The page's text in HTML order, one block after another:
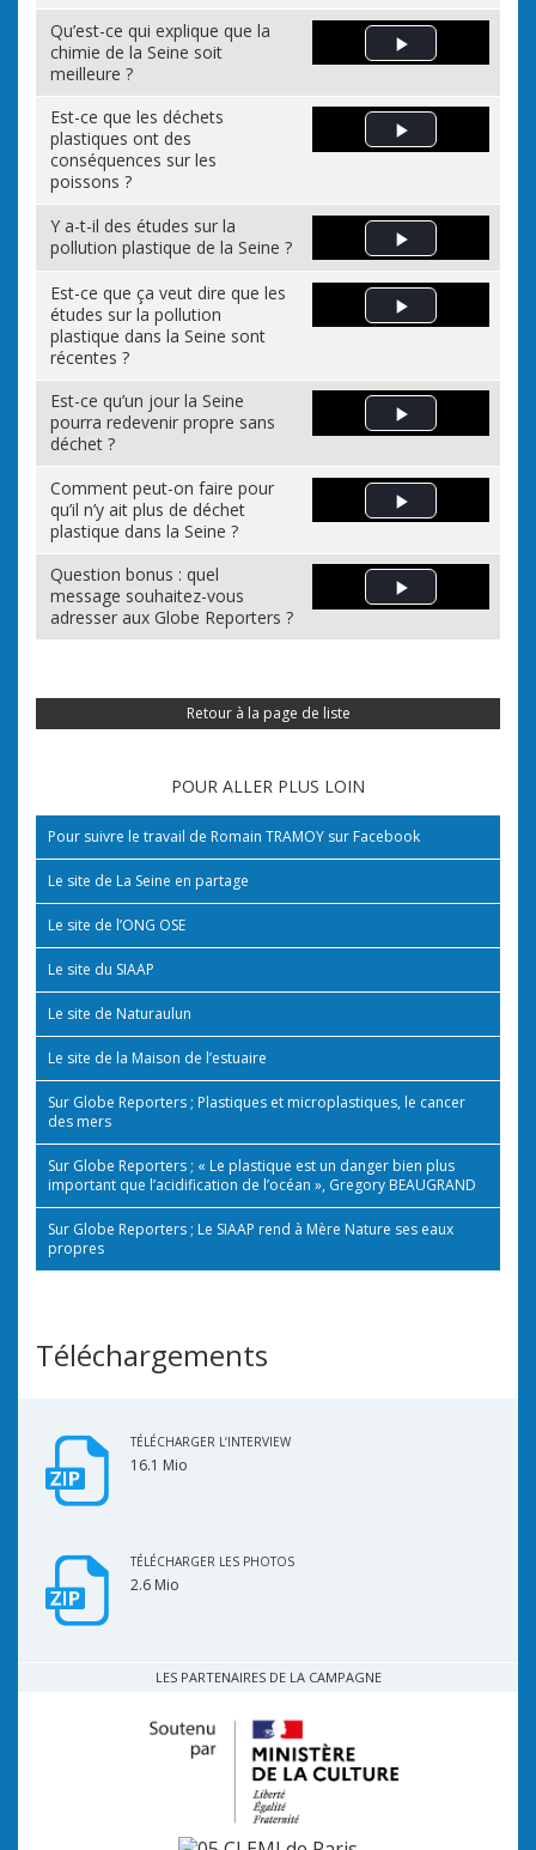
Qu’est-ce qui explique que la
chimie de la Seine soit
meilleure ?
Play Video
Est-ce que les déchets
plastiques ont des
conséquences sur les
poissons ?
Play Video
Y a-t-il des études sur la
pollution plastique de la Seine ?
Play Video
Est-ce que ça veut dire que les
études sur la pollution
plastique dans la Seine sont
récentes ?
Play Video
Est-ce qu’un jour la Seine
pourra redevenir propre sans
déchet ?
Play Video
Comment peut-on faire pour
qu’il n’y ait plus de déchet
plastique dans la Seine ?
Play Video
Question bonus : quel
message souhaitez-vous
adresser aux Globe Reporters ?
Play Video
Retour à la page de liste
POUR ALLER PLUS LOIN
Pour suivre le travail de Romain TRAMOY sur Facebook
Le site de La Seine en partage
Le site de l’ONG OSE
Le site du SIAAP
Le site de Naturaulun
Le site de la Maison de l’estuaire
Sur Globe Reporters ; Plastiques et microplastiques, le cancer
des mers
Sur Globe Reporters ; « Le plastique est un danger bien plus
important que l’acidification de l’océan », Gregory BEAUGRAND
Sur Globe Reporters ; Le SIAAP rend à Mère Nature ses eaux
propres
Téléchargements
TÉLÉCHARGER L’INTERVIEW
16.1 Mio
TÉLÉCHARGER LES PHOTOS
2.6 Mio
LES PARTENAIRES DE LA CAMPAGNE